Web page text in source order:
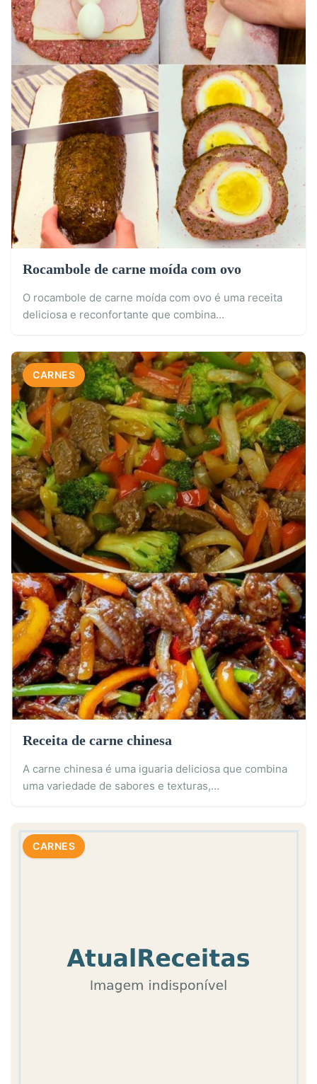
Rocambole de carne moída com ovo
O rocambole de carne moída com ovo é uma receita
deliciosa e reconfortante que combina…
CARNES
Receita de carne chinesa
A carne chinesa é uma iguaria deliciosa que combina
uma variedade de sabores e texturas,…
CARNES